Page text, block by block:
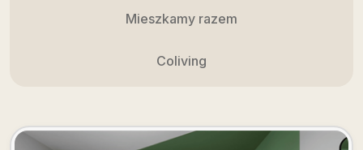
Mieszkamy razem
Coliving